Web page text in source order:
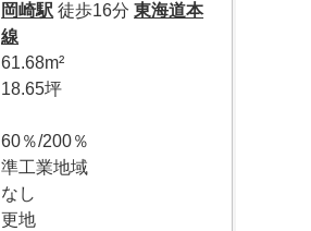
岡崎駅 徒歩16分東海道本
線
61.68m²
18.65坪
60％/200％
準工業地域
なし
更地